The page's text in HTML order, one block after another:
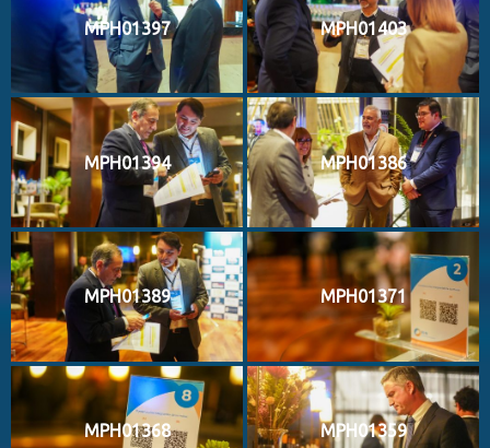
MPH01397 MPH01403
MPH01394 MPH01386
MPH01389 MPH01371
MPH01368 MPH01359